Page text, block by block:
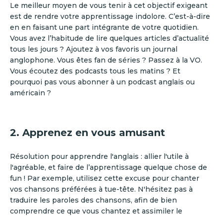
Le meilleur moyen de vous tenir à cet objectif exigeant
est de rendre votre apprentissage indolore. C’est-à-dire
en en faisant une part intégrante de votre quotidien.
Vous avez l’habitude de lire quelques articles d’actualité
tous les jours ? Ajoutez à vos favoris un journal
anglophone. Vous êtes fan de séries ? Passez à la VO.
Vous écoutez des podcasts tous les matins ? Et
pourquoi pas vous abonner à un podcast anglais ou
américain ?
2. Apprenez en vous amusant
Résolution pour apprendre l'anglais : allier l'utile à
l'agréable, et faire de l’apprentissage quelque chose de
fun ! Par exemple, utilisez cette excuse pour chanter
vos chansons préférées à tue-tête. N'hésitez pas à
traduire les paroles des chansons, afin de bien
comprendre ce que vous chantez et assimiler le